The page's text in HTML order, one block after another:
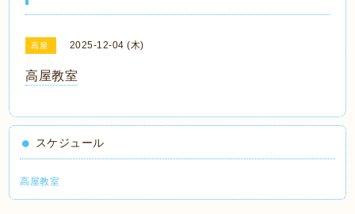
高屋 2025-12-04 (木)
高屋教室
スケジュール
高屋教室